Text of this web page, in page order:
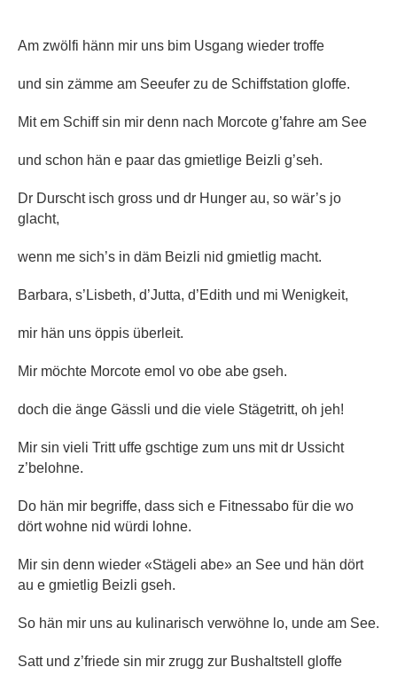
Am zwölfi hänn mir uns bim Usgang wieder troffe
und sin zämme am Seeufer zu de Schiffstation gloffe.
Mit em Schiff sin mir denn nach Morcote g’fahre am See
und schon hän e paar das gmietlige Beizli g’seh.
Dr Durscht isch gross und dr Hunger au, so wär’s jo
glacht,
wenn me sich’s in däm Beizli nid gmietlig macht.
Barbara, s’Lisbeth, d’Jutta, d’Edith und mi Wenigkeit,
mir hän uns öppis überleit.
Mir möchte Morcote emol vo obe abe gseh.
doch die änge Gässli und die viele Stägetritt, oh jeh!
Mir sin vieli Tritt uffe gschtige zum uns mit dr Ussicht
z’belohne.
Do hän mir begriffe, dass sich e Fitnessabo für die wo
dört wohne nid würdi lohne.
Mir sin denn wieder «Stägeli abe» an See und hän dört
au e gmietlig Beizli gseh.
So hän mir uns au kulinarisch verwöhne lo, unde am See.
Satt und z’friede sin mir zrugg zur Bushaltstell gloffe